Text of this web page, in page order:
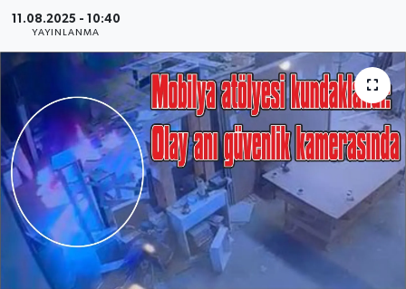
11.08.2025 - 10:40
YAYINLANMA